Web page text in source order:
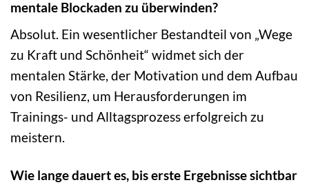
mentale Blockaden zu überwinden?
Absolut. Ein wesentlicher Bestandteil von „Wege
zu Kraft und Schönheit“ widmet sich der
mentalen Stärke, der Motivation und dem Aufbau
von Resilienz, um Herausforderungen im
Trainings- und Alltagsprozess erfolgreich zu
meistern.
Wie lange dauert es, bis erste Ergebnisse sichtbar